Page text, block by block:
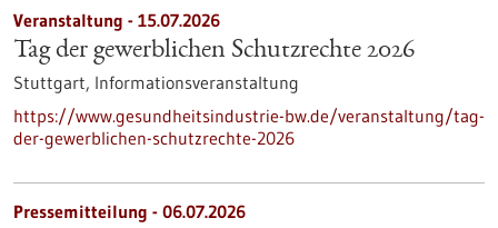
Veranstaltung - 15.07.2026
Tag der gewerblichen Schutzrechte 2026
Stuttgart, Informationsveranstaltung
https://www.gesundheitsindustrie-bw.de/veranstaltung/tag-
der-gewerblichen-schutzrechte-2026
Pressemitteilung - 06.07.2026